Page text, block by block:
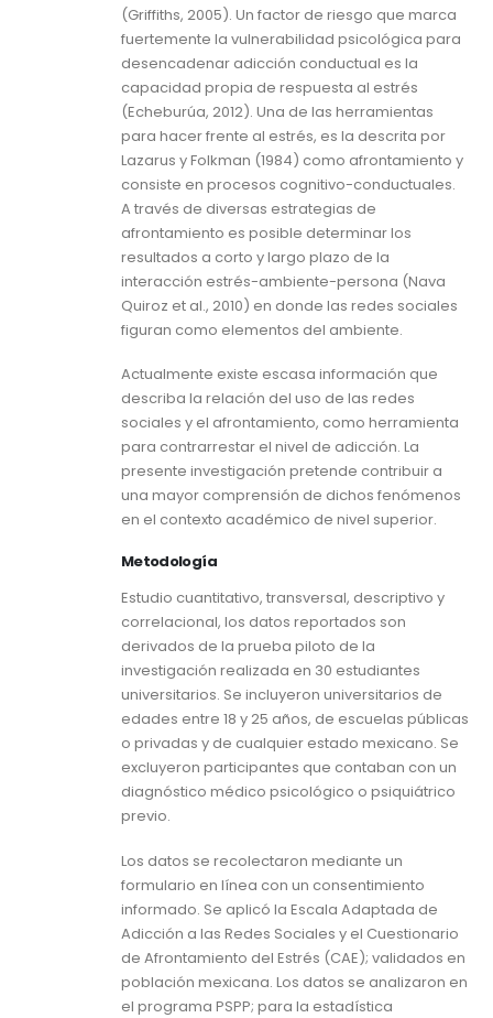
(Griffiths, 2005). Un factor de riesgo que marca
fuertemente la vulnerabilidad psicológica para
desencadenar adicción conductual es la
capacidad propia de respuesta al estrés
(Echeburúa, 2012). Una de las herramientas
para hacer frente al estrés, es la descrita por
Lazarus y Folkman (1984) como afrontamiento y
consiste en procesos cognitivo-conductuales.
A través de diversas estrategias de
afrontamiento es posible determinar los
resultados a corto y largo plazo de la
interacción estrés-ambiente-persona (Nava
Quiroz et al., 2010) en donde las redes sociales
figuran como elementos del ambiente.
Actualmente existe escasa información que
describa la relación del uso de las redes
sociales y el afrontamiento, como herramienta
para contrarrestar el nivel de adicción. La
presente investigación pretende contribuir a
una mayor comprensión de dichos fenómenos
en el contexto académico de nivel superior.
Metodología
Estudio cuantitativo, transversal, descriptivo y
correlacional, los datos reportados son
derivados de la prueba piloto de la
investigación realizada en 30 estudiantes
universitarios. Se incluyeron universitarios de
edades entre 18 y 25 años, de escuelas públicas
o privadas y de cualquier estado mexicano. Se
excluyeron participantes que contaban con un
diagnóstico médico psicológico o psiquiátrico
previo.
Los datos se recolectaron mediante un
formulario en línea con un consentimiento
informado. Se aplicó la Escala Adaptada de
Adicción a las Redes Sociales y el Cuestionario
de Afrontamiento del Estrés (CAE); validados en
población mexicana. Los datos se analizaron en
el programa PSPP; para la estadística